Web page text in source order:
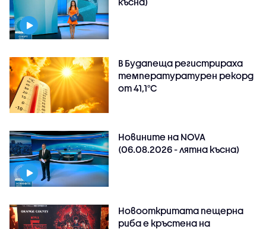
В Будапеща регистрираха
температуратурен рекорд
от 41,1°C
Новините на NOVA
(06.08.2026 - лятна късна)
Новооткритата пещерна
риба е кръстена на